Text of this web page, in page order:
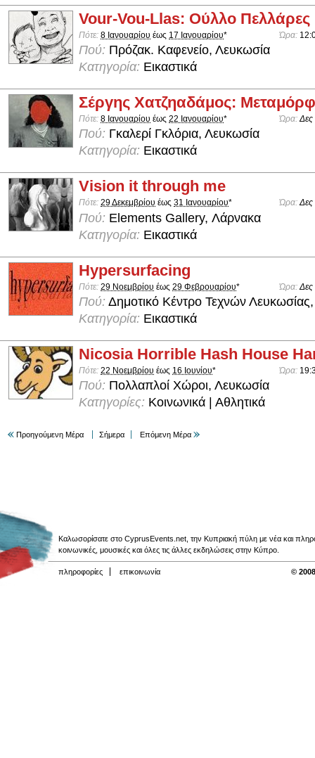
Vour-Vou-Llas: Ούλλο Πελλάρες
Πότε: 8 Ιανουαρίου έως 17 Ιανουαρίου* Ώρα:
Πού: Πρόζακ. Καφενείο, Λευκωσία
Κατηγορία: Εικαστικά
Σέργης Χατζηαδάμος:
Πότε: 8 Ιανουαρίου έως 22 Ιανουαρίου* Ώρα:Δες
Πού: Γκαλερί Γκλόρια, Λευκωσία
Κατηγορία: Εικαστικά
Vision it through me
Πότε: 29 Δεκεμβρίου έως 31 Ιανουαρίου* Ώρα:Δες
Πού: Elements Gallery, Λάρνακα
Κατηγορία: Εικαστικά
Hypersurfacing
Πότε: 29 Νοεμβρίου έως 29 Φεβρουαρίου* Ώρα: Δες
Πού: Δημοτικό Κέντρο Τεχνών
Κατηγορία: Εικαστικά
Nicosia Horrible Hash House
Πότε: 22 Νοεμβρίου έως 16 Ιουνίου* Ώρα:
Πού: Πολλαπλοί Χώροι, Λευκωσία
Κατηγορίες: Κοινωνικά | Αθλητικά
Προηγούμενη Μέρα Σήμερα Επόμενη Μέρα
Καλωσορίσατε στο CyprusEvents.net, την Κυπριακή πύλη με νέα και
κοινωνικές, μουσικές και όλες τις άλλες εκδηλώσεις στην Κύπρο.
πληροφορίες επικοινωνία ©